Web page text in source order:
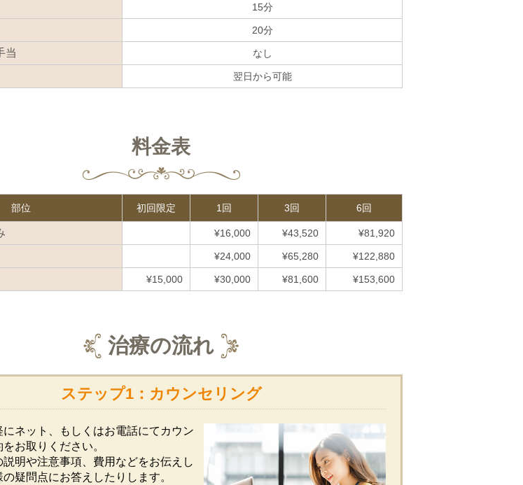
15分
20分
当 なし
翌日から可能
料金表
部位 初回限定 1回 3回 6回
¥16,000 ¥43,520 ¥81,920
¥24,000 ¥65,280 ¥122,880
¥15,000 ¥30,000 ¥81,600 ¥153,600
治療の流れ
ステップ1：カウンセリング
にネット、もしくはお電話にてカウン
お取りください。
説明や注意事項、費用などをお伝えし
疑問点にお答えしたりします。